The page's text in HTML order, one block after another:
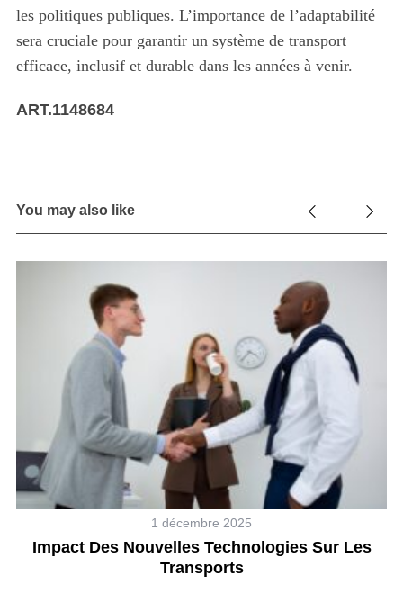
les politiques publiques. L’importance de l’adaptabilité
sera cruciale pour garantir un système de transport
efficace, inclusif et durable dans les années à venir.
ART.1148684
You may also like
1 décembre 2025
Impact Des Nouvelles Technologies Sur Les
Transports